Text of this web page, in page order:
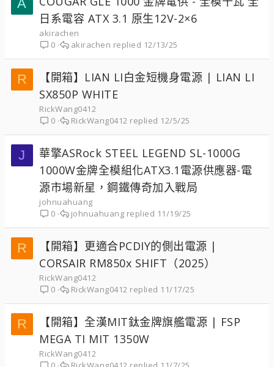
A
日系電容 ATX 3.1 原生12V-2×6
akirachen
0
12/13/25
akirachen
R
【開箱】LIAN LI白金短機身電源 | LIAN LI
SX850P WHITE
RickWang0412
0
12/5/25
RickWang0412
J
華擎ASRock STEEL LEGEND SL-1000G
1000W金牌全模組化ATX3.1電源供應器-電
源市場新星，鋼鐵傳奇加入戰局
johnuahuang
0
11/19/25
johnuahuang
R
【開箱】更適合PCDIY的側出電源 |
CORSAIR RM850x SHIFT（2025）
RickWang0412
0
11/17/25
RickWang0412
R
【開箱】全漢MIT鈦金牌旗艦電源 | FSP
MEGA TI MIT 1350W
RickWang0412